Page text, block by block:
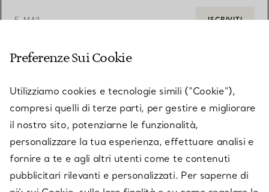
E-MAIL ISCRIVITI
Preferenze Sui Cookie
Utilizziamo cookies e tecnologie simili (“Cookie”),
compresi quelli di terze parti, per gestire e migliorare
il nostro sito, potenziarne le funzionalità,
personalizzare la tua esperienza, effettuare analisi e
fornire a te e agli altri utenti come te contenuti
pubblicitari rilevanti e personalizzati. Per saperne di